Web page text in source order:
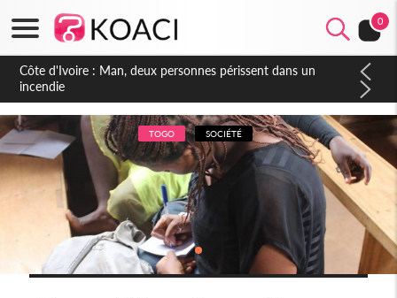
0
Côte d'Ivoire : Séileu, la célébration de la fête nationale
transformée en vaste campagne contre les produits
dépigmentants dangereux
TOGO SOCIÉTÉ